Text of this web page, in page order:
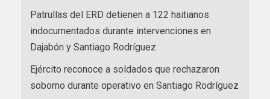
Patrullas del ERD detienen a 122 haitianos
indocumentados durante intervenciones en
Dajabón y Santiago Rodríguez
Ejército reconoce a soldados que rechazaron
soborno durante operativo en Santiago Rodríguez